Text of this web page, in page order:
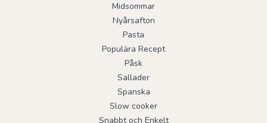
Midsommar
Nyårsafton
Pasta
Populära Recept
Påsk
Sallader
Spanska
Slow cooker
Snabbt och Enkelt